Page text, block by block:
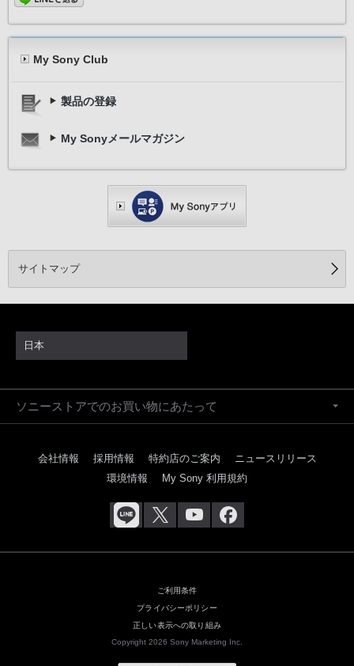
My Sony Club
製品の登録
My Sonyメールマガジン
サイトマップ
日本
ソニーストアでのお買い物にあたって
会社情報 採用情報 特約店のご案内
ニュースリリース
環境情報
My Sony 利用規約
ご利用条件
プライバシーポリシー
正しい表示への取り組み
Copyright 2026 Sony Marketing Inc.